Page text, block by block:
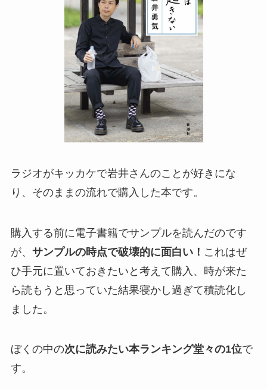
ラジオがキッカケで岩井さんのことが好きにな
り、そのままの流れで購入した本です。
購入する前に電子書籍でサンプルを読んだのです
が、 サンプルの時点で破壊的に面白い！ これはぜ
ひ手元に置いておきたいと考えて購入、時が来た
ら読もうと思っていた結果寝かし過ぎて積読化し
ました。
ぼくの中の次に読みたい本ランキング堂々の1位で
す。